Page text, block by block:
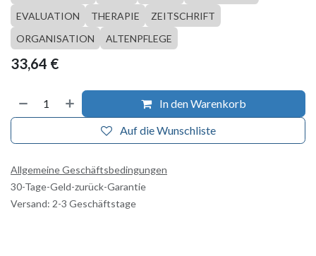
EVALUATION
THERAPIE
ZEITSCHRIFT
ORGANISATION
ALTENPFLEGE
33,64 €
In den Warenkorb
Auf die Wunschliste
Allgemeine Geschäftsbedingungen
30-Tage-Geld-zurück-Garantie
Versand: 2-3 Geschäftstage